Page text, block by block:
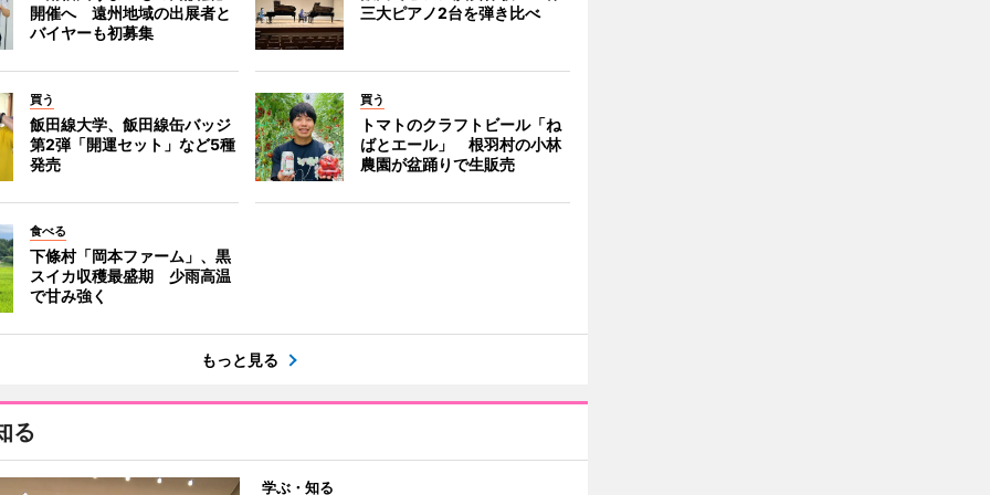
開催へ 遠州地域の出展者と
バイヤーも初募集
三大ピアノ2台を弾き比べ
買う
飯田線大学、飯田線缶バッジ
第2弾「開運セット」など5種
発売
買う
トマトのクラフトビール「ね
ばとエール」 根羽村の小林
農園が盆踊りで生販売
食べる
下條村「岡本ファーム」、黒
スイカ収穫最盛期 少雨高温
で甘み強く
もっと見る
る
学ぶ・知る